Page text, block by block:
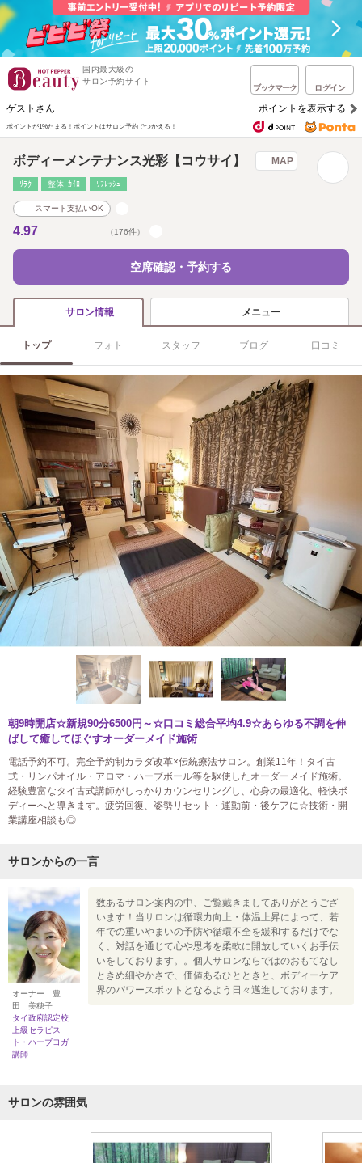
国内最大級の
サロン予約サイト
ブックマーク ログイン
ゲストさん ポイントを表示する
ポイントが1%たまる！ ポイントはサロン予約でつかえる！
ボディーメンテナンス光彩【コウサイ】 MAP
ﾘﾗｸ 整体･ｶｲﾛ ﾘﾌﾚｯｼｭ
スマート支払いOK
4.97 （176件）
空席確認・予約する
サロン情報 メニュー
トップ フォト スタッフ ブログ 口コミ
朝9時開店☆新規90分6500円～☆口コミ総合平均4.9☆あらゆる不調を伸
ばして癒してほぐすオーダーメイド施術
電話予約不可。完全予約制カラダ改革×伝統療法サロン。創業11年！タイ古
式・リンパオイル・アロマ・ハーブボール等を駆使したオーダーメイド施術。
経験豊富なタイ古式講師がしっかりカウンセリングし、心身の最適化、軽快ボ
ディーへと導きます。疲労回復、姿勢リセット・運動前・後ケアに☆技術・開
業講座相談も◎
サロンからの一言
オーナー 豊
田 美穂子
タイ政府認定校
上級セラピス
ト・ハーブヨガ
講師
数あるサロン案内の中、ご覧戴きましてありがとうござ
います！当サロンは循環力向上・体温上昇によって、若
年での重いやまいの予防や循環不全を緩和するだけでな
く、対話を通じて心や思考を柔軟に開放していくお手伝
いをしております。。個人サロンならではのおもてなし
ときめ細やかさで、価値あるひとときと、ボディーケア
界のパワースポットとなるよう日々邁進しております。
サロンの雰囲気